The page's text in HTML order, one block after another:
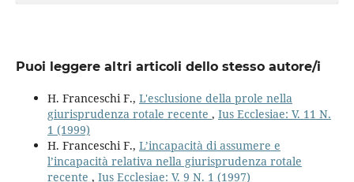
Puoi leggere altri articoli dello stesso autore/i
H. Franceschi F., L'esclusione della prole nella
giurisprudenza rotale recente , Ius Ecclesiae: V. 11 N.
1 (1999)
H. Franceschi F., L’incapacità di assumere e
l’incapacità relativa nella giurisprudenza rotale
recente , Ius Ecclesiae: V. 9 N. 1 (1997)